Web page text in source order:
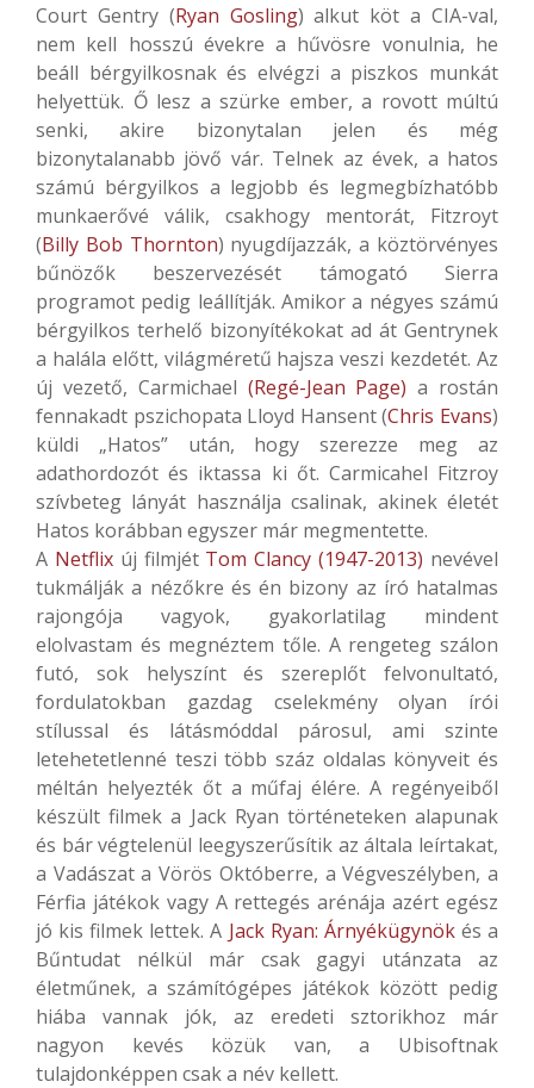
Court Gentry (Ryan Gosling) alkut köt a CIA-val,
nem kell hosszú évekre a hűvösre vonulnia, he
beáll bérgyilkosnak és elvégzi a piszkos munkát
helyettük. Ő lesz a szürke ember, a rovott múltú
senki, akire bizonytalan jelen és még
bizonytalanabb jövő vár. Telnek az évek, a hatos
számú bérgyilkos a legjobb és legmegbízhatóbb
munkaerővé válik, csakhogy mentorát, Fitzroyt
(Billy Bob Thornton) nyugdíjazzák, a köztörvényes
bűnözők beszervezését támogató Sierra
programot pedig leállítják. Amikor a négyes számú
bérgyilkos terhelő bizonyítékokat ad át Gentrynek
a halála előtt, világméretű hajsza veszi kezdetét. Az
új vezető, Carmichael (Regé-Jean Page) a rostán
fennakadt pszichopata Lloyd Hansent (Chris Evans)
küldi „Hatos” után, hogy szerezze meg az
adathordozót és iktassa ki őt. Carmicahel Fitzroy
szívbeteg lányát használja csalinak, akinek életét
Hatos korábban egyszer már megmentette.
A Netflixúj filmjét Tom Clancy (1947-2013) nevével
tukmálják a nézőkre és én bizony az író hatalmas
rajongója vagyok, gyakorlatilag mindent
elolvastam és megnéztem tőle. A rengeteg szálon
futó, sok helyszínt és szereplőt felvonultató,
fordulatokban gazdag cselekmény olyan írói
stílussal és látásmóddal párosul, ami szinte
letehetetlenné teszi több száz oldalas könyveit és
méltán helyezték őt a műfaj élére. A regényeiből
készült filmek a Jack Ryan történeteken alapunak
és bár végtelenül leegyszerűsítik az általa leírtakat,
a Vadászat a Vörös Októberre, a Végveszélyben, a
Férfia játékok vagy A rettegés arénája azért egész
jó kis filmek lettek. A Jack Ryan: Árnyékügynökés a
Bűntudat nélkül már csak gagyi utánzata az
életműnek, a számítógépes játékok között pedig
hiába vannak jók, az eredeti sztorikhoz már
nagyon kevés közük van, a Ubisoftnak
tulajdonképpen csak a név kellett.